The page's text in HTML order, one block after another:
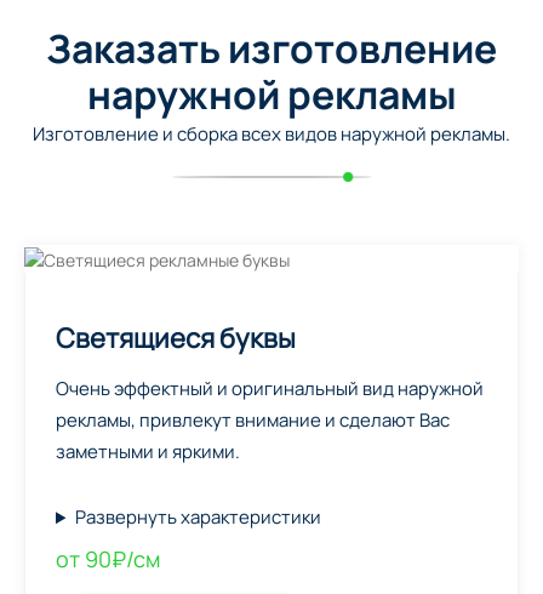
Заказать изготовление
наружной рекламы
Изготовление и сборка всех видов наружной рекламы.
Светящиеся буквы
Очень эффектный и оригинальный вид наружной
рекламы, привлекут внимание и сделают Вас
заметными и яркими.
Развернуть характеристики
от 90₽/см